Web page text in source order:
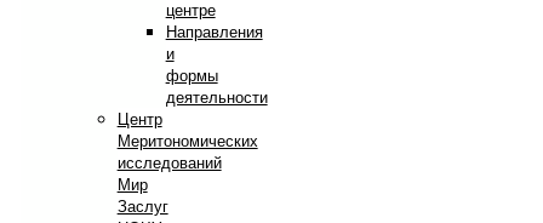
центре
Направления
и
формы
деятельности
Центр
Меритономических
исследований
Мир
Заслуг